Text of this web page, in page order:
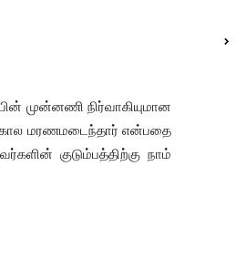
முன்னணி நிர்வாகியுமான
மரணமடைந்தார் என்பதை
குடும்பத்திற்கு நாம்